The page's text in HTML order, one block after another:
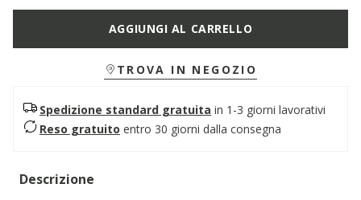
AGGIUNGI AL CARRELLO
TROVA IN NEGOZIO
Spedizione standard gratuita in 1-3 giorni lavorativi
Reso gratuito entro 30 giorni dalla consegna
Descrizione